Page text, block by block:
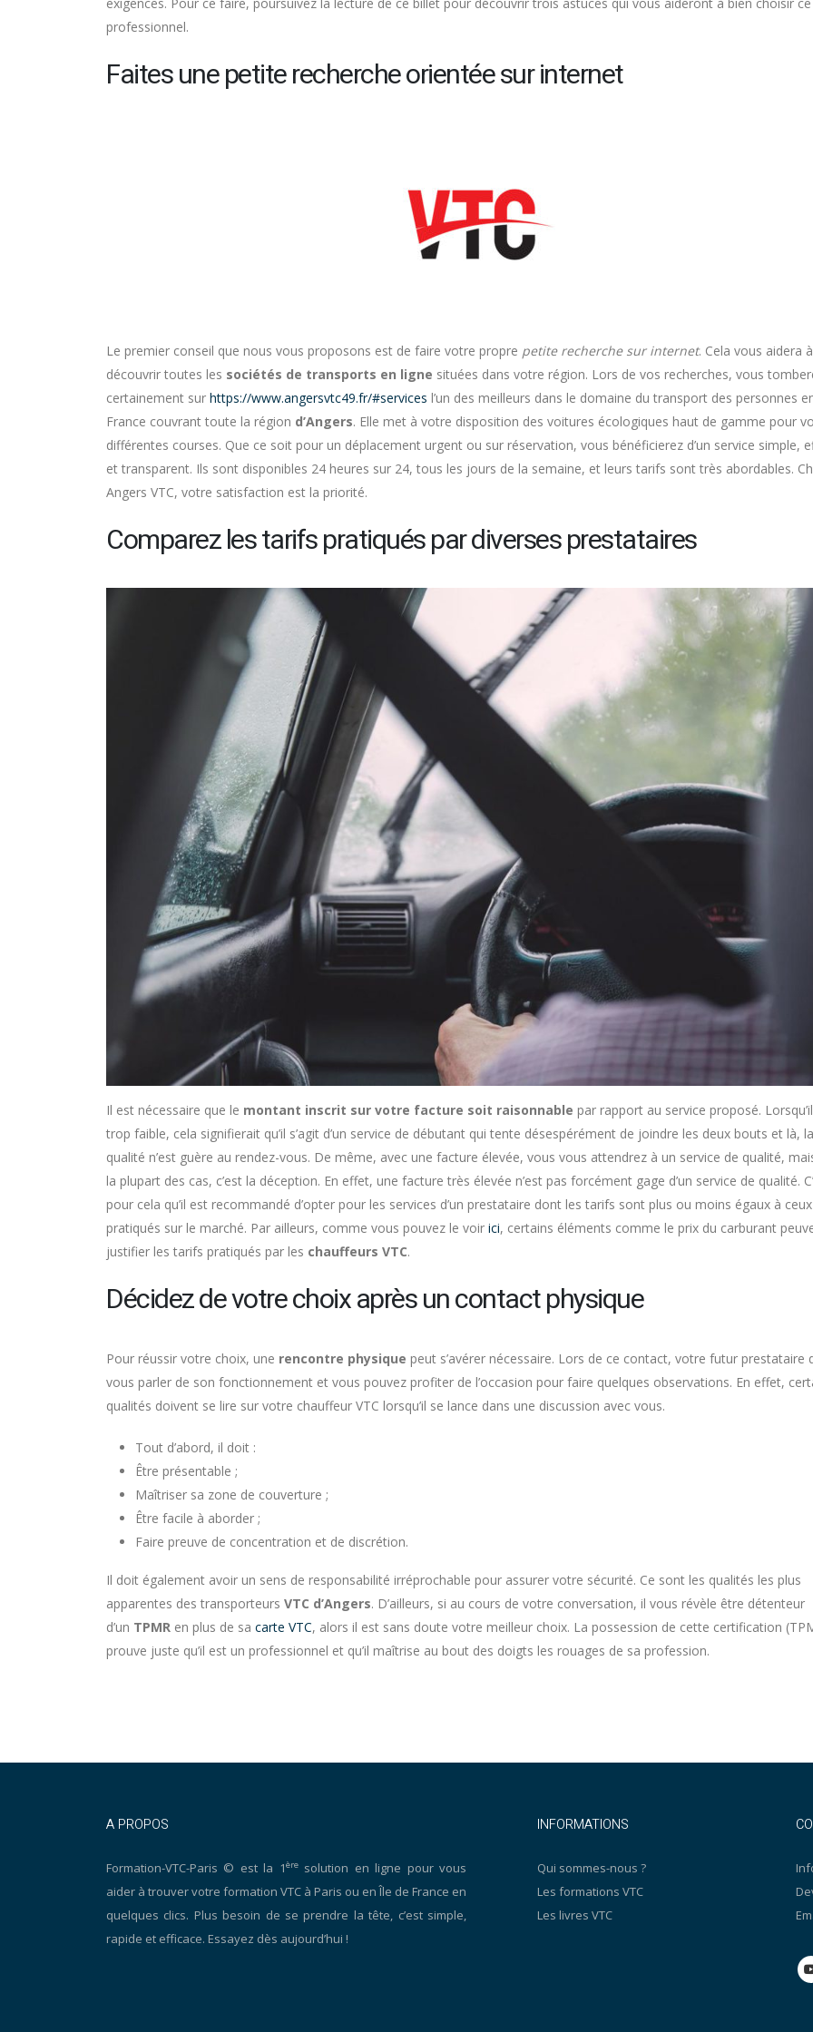
professionnel.
Faites une petite recherche orientée sur internet
Le premier conseil que nous vous proposons est de faire votre propre petite recherche sur internet. Cela vous aidera à
découvrir toutes les sociétés de transports en ligne situées dans votre région. Lors de vos recherches, vous
certainement sur https://www.angersvtc49.fr/#services l’un des meilleurs dans le domaine du transport des personnes
France couvrant toute la région d’Angers. Elle met à votre disposition des voitures écologiques haut de gamme pour
différentes courses. Que ce soit pour un déplacement urgent ou sur réservation, vous bénéficierez d’un service simple,
et transparent. Ils sont disponibles 24 heures sur 24, tous les jours de la semaine, et leurs tarifs sont très abordables.
Angers VTC, votre satisfaction est la priorité.
Comparez les tarifs pratiqués par diverses prestataires
Il est nécessaire que le montant inscrit sur votre facture soit raisonnable par rapport au service proposé.
trop faible, cela signifierait qu’il s’agit d’un service de débutant qui tente désespérément de joindre les deux bouts et là, la
qualité n’est guère au rendez-vous. De même, avec une facture élevée, vous vous attendrez à un service de qualité,
la plupart des cas, c’est la déception. En effet, une facture très élevée n’est pas forcément gage d’un service de qualité.
pour cela qu’il est recommandé d’opter pour les services d’un prestataire dont les tarifs sont plus ou moins égaux à ceux
pratiqués sur le marché. Par ailleurs, comme vous pouvez le voir ici, certains éléments comme le prix du carburant
justifier les tarifs pratiqués par les chauffeurs VTC.
Décidez de votre choix après un contact physique
Pour réussir votre choix, une rencontre physique peut s’avérer nécessaire. Lors de ce contact, votre futur prestataire
vous parler de son fonctionnement et vous pouvez profiter de l’occasion pour faire quelques observations. En effet,
qualités doivent se lire sur votre chauffeur VTC lorsqu’il se lance dans une discussion avec vous.
Tout d’abord, il doit :
Être présentable ;
Maîtriser sa zone de couverture ;
Être facile à aborder ;
Faire preuve de concentration et de discrétion.
Il doit également avoir un sens de responsabilité irréprochable pour assurer votre sécurité. Ce sont les qualités les plus
apparentes des transporteurs VTC d’Angers. D’ailleurs, si au cours de votre conversation, il vous révèle être détenteur
d’un TPMR en plus de sa carte VTC, alors il est sans doute votre meilleur choix. La possession de cette certification
prouve juste qu’il est un professionnel et qu’il maîtrise au bout des doigts les rouages de sa profession.
A PROPOS
Formation-VTC-Paris © est la 1èresolution en ligne pour vous
aider à trouver votre formation VTC à Paris ou en Île de France en
quelques clics. Plus besoin de se prendre la tête, c’est simple,
rapide et efficace. Essayez dès aujourd’hui !
INFORMATIONS
Qui sommes-nous ?
Les formations VTC
Les livres VTC